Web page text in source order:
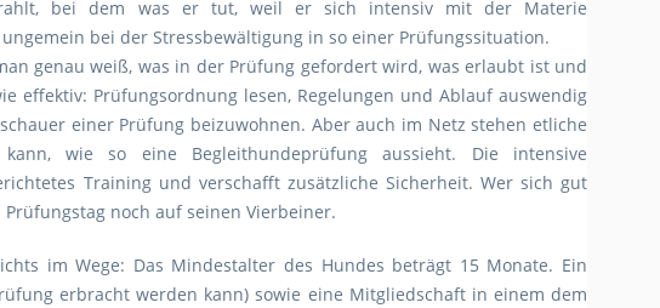
bei dem was er tut, weil er sich intensiv mit der Materie
bei der Stressbewältigung in so einer Prüfungssituation.
genau weiß, was in der Prüfung gefordert wird, was erlaubt ist und
effektiv: Prüfungsordnung lesen, Regelungen und Ablauf auswendig
einer Prüfung beizuwohnen. Aber auch im Netz stehen etliche
wie so eine Begleithundeprüfung aussieht. Die intensive
Training und verschafft zusätzliche Sicherheit. Wer sich gut
noch auf seinen Vierbeiner.
im Wege: Das Mindestalter des Hundes beträgt 15 Monate. Ein
erbracht werden kann) sowie eine Mitgliedschaft in einem dem